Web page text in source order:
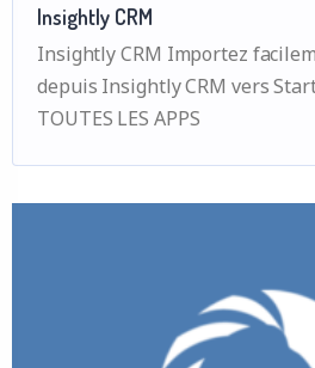
Insightly CRM
Insightly CRM Importez
depuis Insightly CRM vers
TOUTES LES APPS